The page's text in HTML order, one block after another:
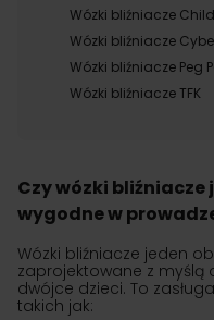
Wózki bliźniacze
Wózki bliźniacze
Wózki bliźniacze Peg
Wózki bliźniacze TFK
Czy wózki
wygodne w
Wózki bliźniacze jeden
zaprojektowane z myślą
dwójce dzieci. To
takich jak: